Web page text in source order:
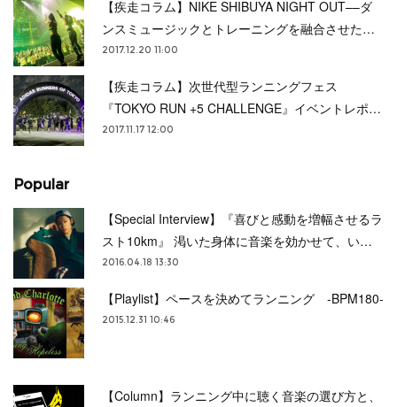
【疾走コラム】NIKE SHIBUYA NIGHT OUT––ダ
ンスミュージックとトレーニングを融合させた…
2017.12.20 11:00
【疾走コラム】次世代型ランニングフェス
『TOKYO RUN +5 CHALLENGE』イベントレポ…
2017.11.17 12:00
Popular
【Special Interview】『喜びと感動を増幅させるラ
スト10km』 渇いた身体に音楽を効かせて、い…
2016.04.18 13:30
【Playlist】ペースを決めてランニング -BPM180-
2015.12.31 10:46
【Column】ランニング中に聴く音楽の選び方と、